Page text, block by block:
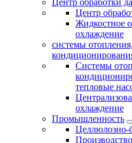
Центр обработки
Центр
Жидкостное
охлаждение
системы
Системы
тепловые
охлаждение
Промышленность
Целлюлозно-